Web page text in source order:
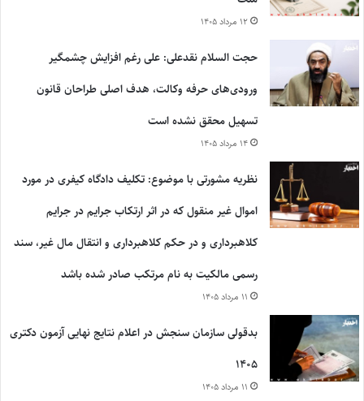
۱۲ مرداد ۱۴۰۵
حجت السلام نقدعلی: علی رغم افزایش چشمگیر
ورودی‌های حرفه وکالت، هدف اصلی طراحان قانون
تسهیل محقق نشده است
۱۴ مرداد ۱۴۰۵
نظریه مشورتی با موضوع: تکلیف دادگاه کیفری در مورد
اموال غیر منقول که در اثر ارتکاب جرایم در جرایم
کلاهبرداری و در حکم کلاهبرداری و انتقال مال غیر، سند
رسمی مالکیت به نام مرتکب صادر شده باشد
۱۱ مرداد ۱۴۰۵
بدقولی سازمان سنجش در اعلام نتایج نهایی آزمون دکتری
۱۴۰۵
۱۱ مرداد ۱۴۰۵